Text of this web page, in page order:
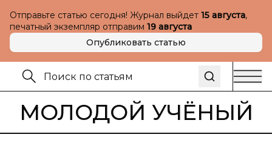
Отправьте статью сегодня! Журнал выйдет 15 августа,
печатный экземпляр отправим 19 августа
Опубликовать статью
МОЛОДОЙ УЧЁНЫЙ